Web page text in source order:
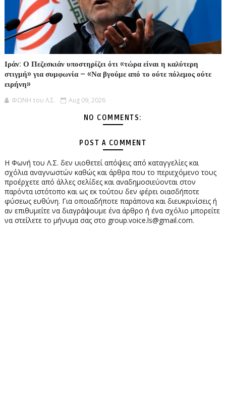
Ιράν: Ο Πεζεσκιάν υποστηρίζει ότι «τώρα είναι η καλύτερη
στιγμή» για συμφωνία – «Να βγούμε από το ούτε πόλεμος ούτε
ειρήνη»
ΦΩΝΗ του Λ.Σ. Aug 09, 2026
NO COMMENTS:
POST A COMMENT
Η Φωνή του Λ.Σ. δεν υιοθετεί απόψεις από καταγγελίες και
σχόλια αναγνωστών καθώς και άρθρα που το περιεχόμενο τους
προέρχετε από άλλες σελίδες και αναδημοσιεύονται στον
παρόντα ιστότοπο και ως εκ τούτου δεν φέρει οιασδήποτε
φύσεως ευθύνη. Για οποιαδήποτε παράπονα και διευκρινίσεις ή
αν επιθυμείτε να διαγράψουμε ένα άρθρο ή ένα σχόλιο μπορείτε
να στείλετε το μήνυμα σας στο group.voice.ls@gmail.com.